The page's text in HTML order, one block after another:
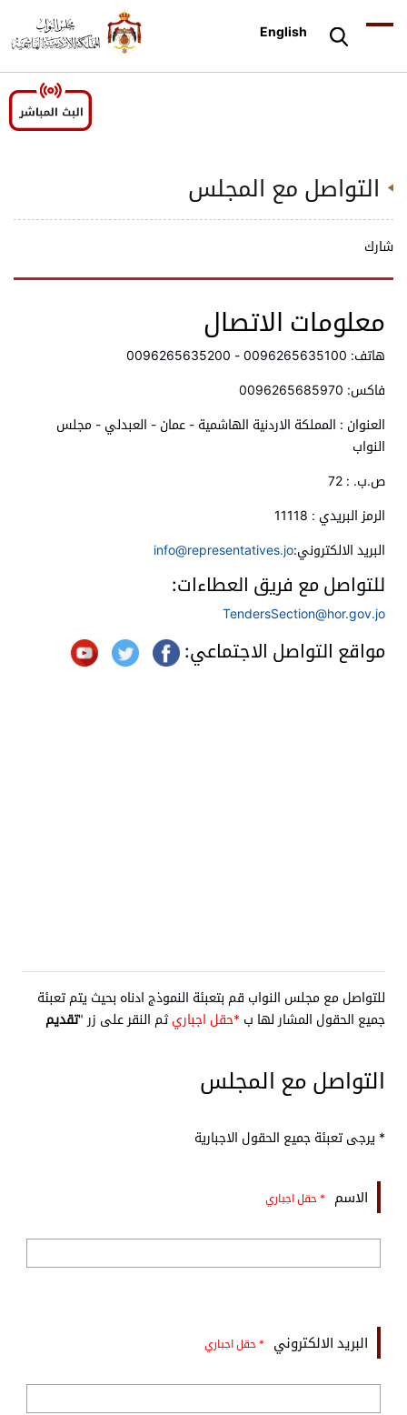
English
التواصل مع المجلس
شارك
معلومات الاتصال
هاتف: 0096265635100 - 0096265635200
فاكس: 0096265685970
العنوان : المملكة الاردنية الهاشمية - عمان - العبدلي - مجلس
النواب
ص.ب. : 72
الرمز البريدي : 11118
البريد الالكتروني:info@representatives.jo
للتواصل مع فريق العطاءات:
TendersSection@hor.gov.jo
مواقع التواصل الاجتماعي:
للتواصل مع مجلس النواب قم بتعبئة النموذج ادناه بحيث يتم تعبئة
جميع الحقول المشار لها ب *حقل اجباري ثم النقر على زر "تقديم
التواصل مع المجلس
* يرجى تعبئة جميع الحقول الاجبارية
الاسم * حقل اجباري
البريد الالكتروني * حقل اجباري